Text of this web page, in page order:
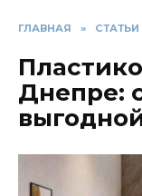
ГЛАВНАЯ » СТАТЬИ
Днепре: